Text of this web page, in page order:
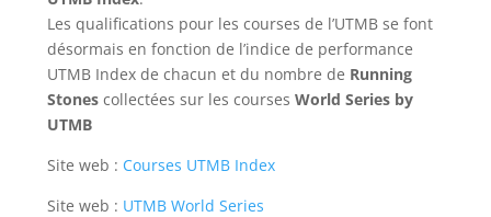
Les qualifications pour les courses de l’UTMB se font
désormais en fonction de l’indice de performance
UTMB Index de chacun et du nombre de Running
Stonescollectées sur les courses World Series by
UTMB
Site web : Courses UTMB Index
Site web : UTMB World Series